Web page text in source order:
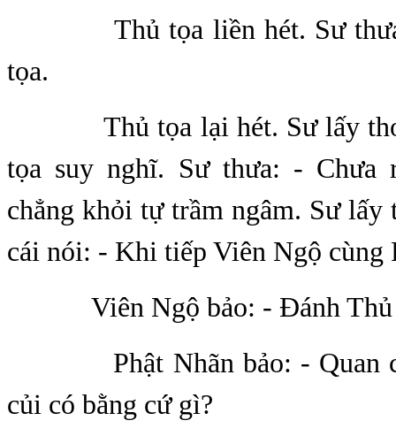
Thủ tọa liền hét. Sư thưa:
tọa.
Thủ tọa lại hét. Sư lấy thơ
tọa suy nghĩ. Sư thưa: - Chưa
chẳng khỏi tự trầm ngâm. Sư lấy
cái nói: - Khi tiếp Viên Ngộ cùng
Viên Ngộ bảo: - Đánh Thủ
Phật Nhãn bảo: - Quan
củi có bằng cứ gì?